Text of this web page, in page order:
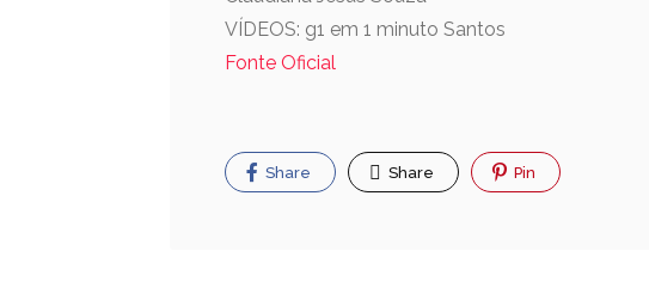
VÍDEOS: g1 em 1 minuto Santos
Fonte Oficial
Share Share Pin